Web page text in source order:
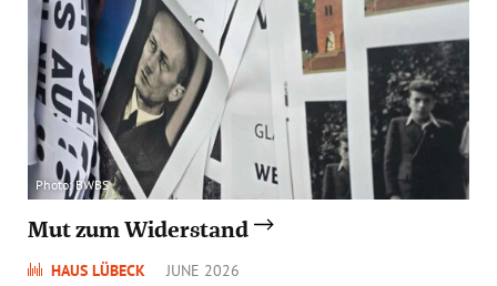
Photo: BWBS
Mut zum Widerstand
HAUS LÜBECK JUNE 2026